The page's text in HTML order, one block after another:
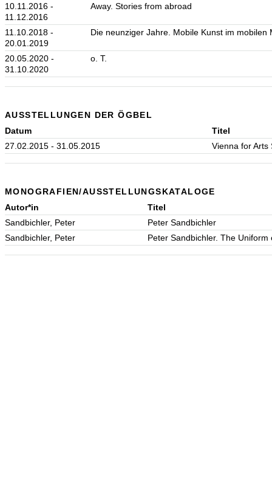
10.11.2016 -
11.12.2016
Away. Stories from abroad
11.10.2018 -
20.01.2019
Die neunziger Jahre. Mobile Kunst im mobilen
20.05.2020 -
31.10.2020
o. T.
AUSSTELLUNGEN DER ÖGBEL
Datum
Titel
27.02.2015 - 31.05.2015
Vienna for Arts
MONOGRAFIEN/AUSSTELLUNGSKATALOGE
Autor*in
Titel
Sandbichler, Peter
Peter Sandbichler
Sandbichler, Peter
Peter Sandbichler. The Uniform